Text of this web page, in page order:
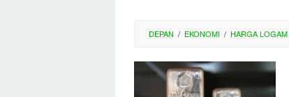
DEPAN / EKONOMI / HARGA